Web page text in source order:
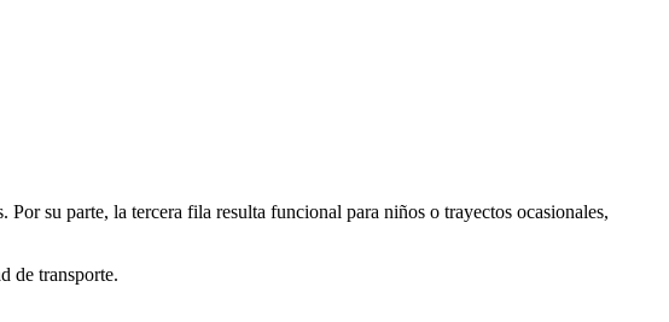
su parte, la tercera fila resulta funcional para niños o trayectos ocasionales,
de transporte.